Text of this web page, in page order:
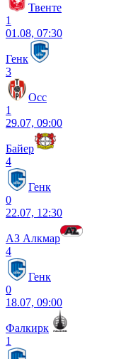
Твенте
1
01.08, 07:30
Генк
3
Осс
1
29.07, 09:00
Байер
4
Генк
0
22.07, 12:30
АЗ Алкмар
4
Генк
0
18.07, 09:00
Фалкирк
1